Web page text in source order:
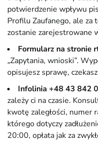
potwierdzenie wpływu
Profilu Zaufanego, ale za
zostanie zarejestrowane
Formularz na stronie
„Zapytania, wnioski”.
opisujesz sprawę,
Infolinia +48 43 842
zależy ci na czasie.
kwotę zaległości, numer
którego dotyczy
20:00, opłata jak za